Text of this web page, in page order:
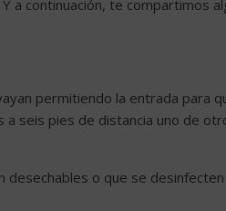
a continuación, te compartimos
permitiendo la entrada para
a seis pies de distancia uno de
desechables o que se